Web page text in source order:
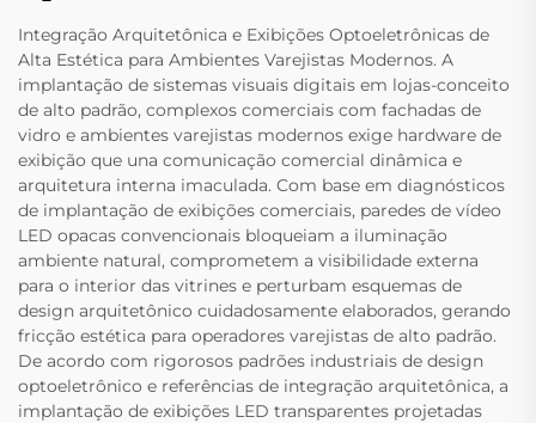
Integração Arquitetônica e Exibições Optoeletrônicas de
Alta Estética para Ambientes Varejistas Modernos. A
implantação de sistemas visuais digitais em lojas-conceito
de alto padrão, complexos comerciais com fachadas de
vidro e ambientes varejistas modernos exige hardware de
exibição que una comunicação comercial dinâmica e
arquitetura interna imaculada. Com base em diagnósticos
de implantação de exibições comerciais, paredes de vídeo
LED opacas convencionais bloqueiam a iluminação
ambiente natural, comprometem a visibilidade externa
para o interior das vitrines e perturbam esquemas de
design arquitetônico cuidadosamente elaborados, gerando
fricção estética para operadores varejistas de alto padrão.
De acordo com rigorosos padrões industriais de design
optoeletrônico e referências de integração arquitetônica, a
implantação de exibições LED transparentes projetadas